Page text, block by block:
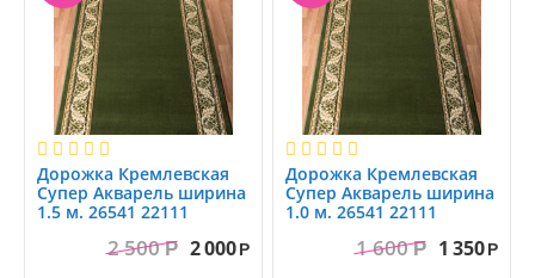
Дорожка Кремлевская
Супер Акварель ширина
1.5 м. 26541 22111
2 500 Р 2 000 Р
Дорожка Кремлевская
Супер Акварель ширина
1.0 м. 26541 22111
1 600 Р 1 350 Р